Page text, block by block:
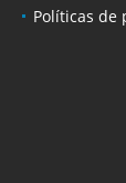
Políticas de